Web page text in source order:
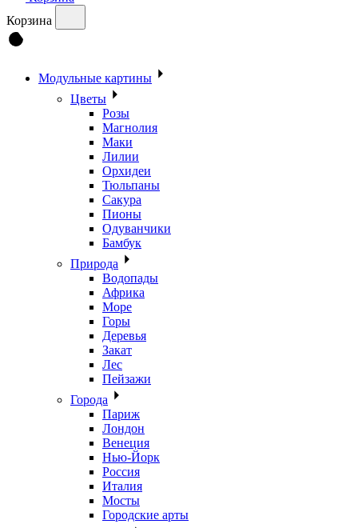
Корзина
Модульные картины
Цветы
Розы
Магнолия
Маки
Лилии
Орхидеи
Тюльпаны
Сакура
Пионы
Одуванчики
Бамбук
Природа
Водопады
Африка
Море
Горы
Деревья
Закат
Лес
Пейзажи
Города
Париж
Лондон
Венеция
Нью-Йорк
Россия
Италия
Мосты
Городские арты